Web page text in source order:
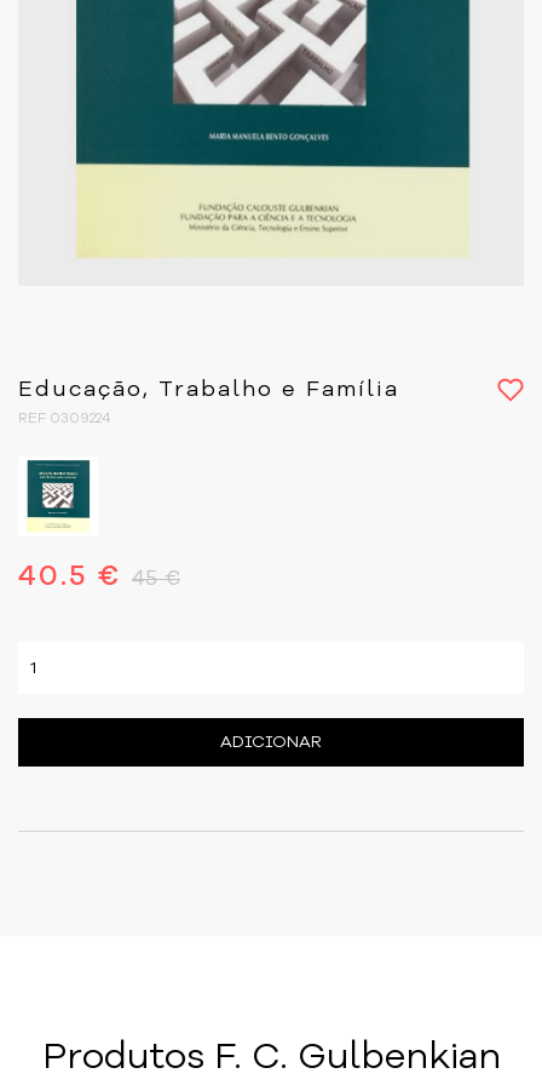
Educação, Trabalho e Família
REF 0309224
40.5 € 45 €
ADICIONAR
Produtos F. C. Gulbenkian